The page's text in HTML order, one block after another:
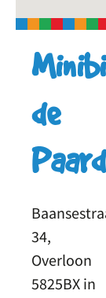
de
34,
Overloon
5825BX in